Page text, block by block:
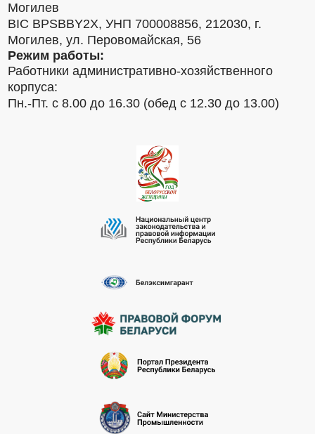
Могилев
BIC BPSBBY2X, УНП 700008856, 212030, г.
Могилев, ул. Перовомайская, 56
Режим работы:
Работники административно-хозяйственного
корпуса:
Пн.-Пт. с 8.00 до 16.30 (обед с 12.30 до 13.00)